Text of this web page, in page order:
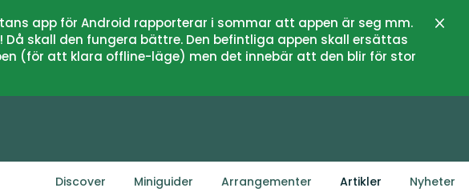
app för Android rapporterar i sommar att appen är seg mm.
skall den fungera bättre. Den befintliga appen skall ersättas
(för att klara offline-läge) men det innebär att den blir för stor
Lukk
Discover Miniguider Arrangementer Artikler Nyheter